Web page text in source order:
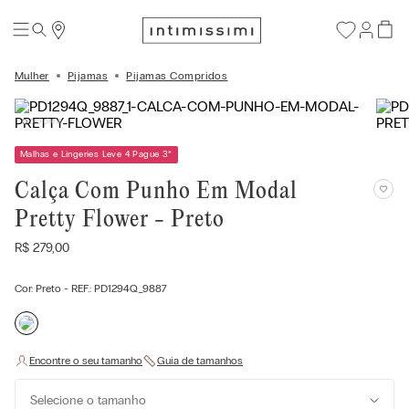
Mulher Pijamas Pijamas Compridos
Malhas e Lingeries Leve 4 Pague 3*
Calça Com Punho Em Modal
Pretty Flower - Preto
R$ 279,00
Cor: Preto - REF.: PD1294Q_9887
Selecione o tamanho